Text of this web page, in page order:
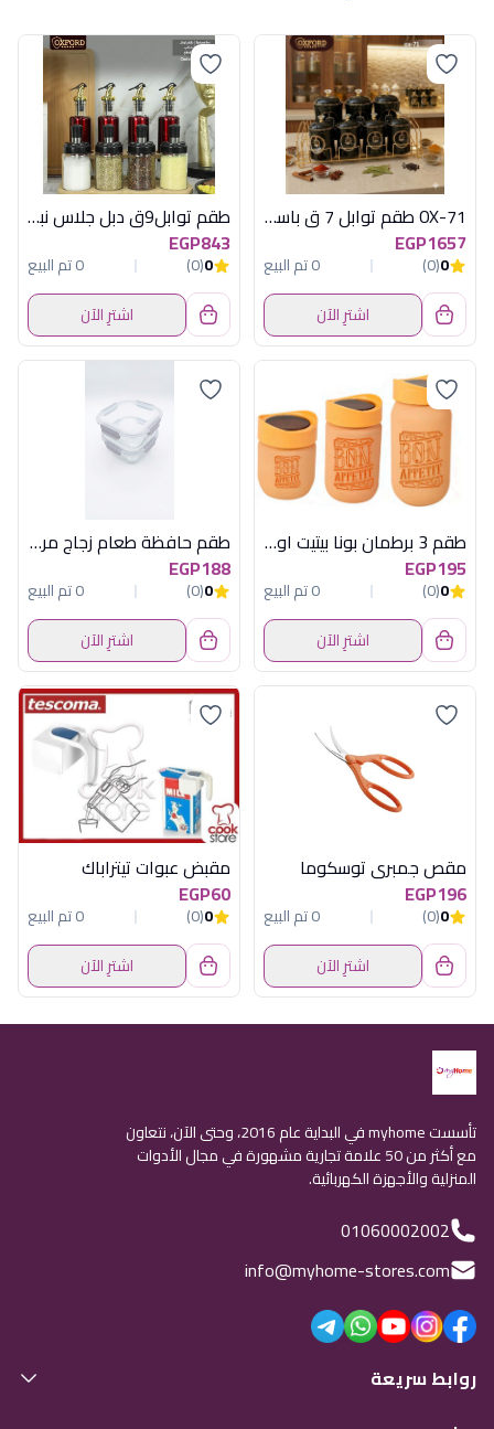
OX-71 طقم توابل 7 ق باستاند اسود اكسفورد
EGP1657
0
(0)
0 تم البيع
اشترِ الآن
طقم توابل9ق دبل جلاس نبيتى استاندخشب اكس
EGP843
0
(0)
0 تم البيع
اشترِ الآن
طقم 3 برطمان بونا بيتيت اورنج هيريفين
EGP195
0
(0)
0 تم البيع
اشترِ الآن
طقم حافظة طعام زجاج مربع قطعتين 18 أونصة أكسفورد - 3SC050-0CL
EGP188
0
(0)
0 تم البيع
اشترِ الآن
مقص جمبرى توسكوما
EGP196
0
(0)
0 تم البيع
اشترِ الآن
مقبض عبوات تيتراباك
EGP60
0
(0)
0 تم البيع
اشترِ الآن
تأسست myhome في البداية عام 2016، وحتى الآن، نتعاون
مع أكثر من 50 علامة تجارية مشهورة في مجال الأدوات
المنزلية والأجهزة الكهربائية.
01060002002
info@myhome-stores.com
روابط سريعة